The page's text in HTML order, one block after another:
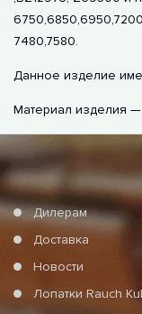
7480,7580.
Данное изделие
Материал изделия —
Дилерам
Доставка
Новости
Лопатки Rauch